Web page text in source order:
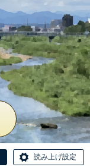
読み上げ設定